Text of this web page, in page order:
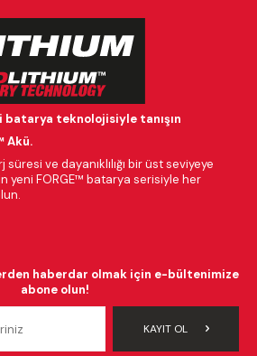
batarya teknolojisiyle tanışın
Akü.
süresi ve dayanıklılığı bir üst seviyeye
yeni FORGE™ batarya serisiyle her
haberdar olmak için e-bültenimize
abone olun!
KAYIT OL